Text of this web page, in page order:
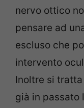
nervo ottico
pensare ad
escluso che
intervento
Inoltre si
già in passato